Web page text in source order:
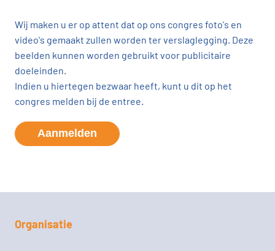
Wij maken u er op attent dat op ons congres foto's en
video's gemaakt zullen worden ter verslaglegging. Deze
beelden kunnen worden gebruikt voor publicitaire
doeleinden.
Indien u hiertegen bezwaar heeft, kunt u dit op het
congres melden bij de entree.
Organisatie